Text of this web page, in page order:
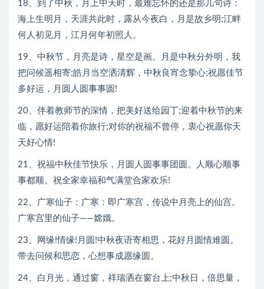
18、到了中秋，月上中天时，最难忘怀的还是那几句诗：
海上生明月，天涯共此时，露从今夜白，月是故乡明;江畔
何人初见月，江月何年初照人。
19、中秋节，月亮是诗，星空是画。月是中秋分外明，我
把问候遥相寄;皓月当空洒清辉，中秋良宵念挚心;祝愿佳节
多好运，月圆人圆事事圆!
20、伴着教师节的深情，把美好送给园丁;迎着中秋节的来
临，愿好运陪着你旅行;对你的祝福不曾停，衷心祝愿你天
天好心情!
21、祝福中秋佳节快乐，月圆人圆事事团圆。人顺心顺事
事都顺。祝全家幸福和气满堂合家欢乐!
22、广寒仙子：广寒：即广寒宫，传说中月亮上的仙宫。
广寒宫里的仙子——嫦娥。
23、网缘!情缘!月圆!中秋夜语寄相思，花好月圆情难圆。
带去问候和思恋，心想事成愿缘圆。
24、白月光，通过窗，祥瑞洒在窗台上;中秋日，倍思量，